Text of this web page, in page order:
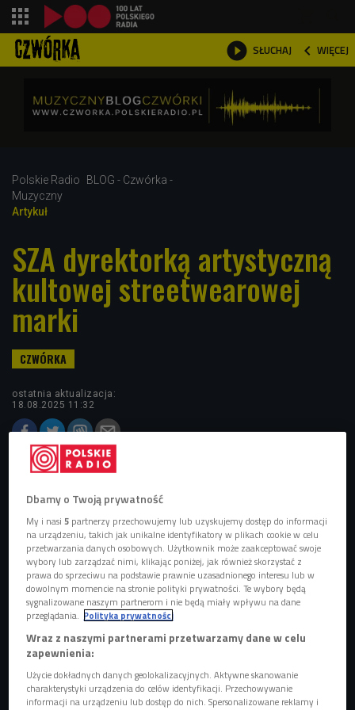
 SŁUCHAJ  WIĘCEJ

Polskie Radio
BLOG - Czwórka -
Muzyczny
Artykuł
SZA dyrektorką artystyczną
kultowej streetwearowej
marki
ostatnia aktualizacja:
18.08.2025 11:32
Google News
Nowy rozdział w karierze wokalistki.
Dbamy o Twoją prywatność
My i nasi5 partnerzy przechowujemy lub uzyskujemy dostęp do informacji
na urządzeniu, takich jak unikalne identyfikatory w plikach cookie w celu
przetwarzania danych osobowych. Użytkownik może zaakceptować swoje
wybory lub zarządzać nimi, klikając poniżej, jak również skorzystać z
prawa do sprzeciwu na podstawie prawnie uzasadnionego interesu lub w
dowolnym momencie na stronie polityki prywatności. Te wybory będą
sygnalizowane naszym partnerom i nie będą miały wpływu na dane
przeglądania. Polityka prywatności
Wraz z naszymi partnerami przetwarzamy dane w celu
zapewnienia:
Użycie dokładnych danych geolokalizacyjnych. Aktywne skanowanie
charakterystyki urządzenia do celów identyfikacji. Przechowywanie
informacji na urządzeniu lub dostęp do nich. Spersonalizowane reklamy i